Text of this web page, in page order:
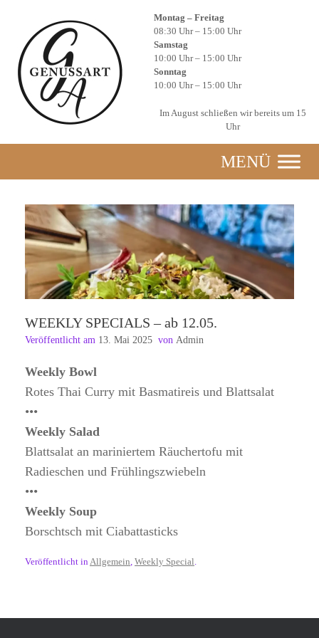
Montag – Freitag
08:30 Uhr – 15:00 Uhr
Samstag
10:00 Uhr – 15:00 Uhr
Sonntag
10:00 Uhr – 15:00 Uhr
Im August schließen wir bereits um 15
Uhr
MENÜ
WEEKLY SPECIALS – ab 12.05.
Veröffentlicht am 13. Mai 2025 von Admin
Weekly Bowl
Rotes Thai Curry mit Basmatireis und Blattsalat
•••
Weekly Salad
Blattsalat an mariniertem Räuchertofu mit
Radieschen und Frühlingszwiebeln
•••
Weekly Soup
Borschtsch mit Ciabattasticks
Veröffentlicht inAllgemein, Weekly Special.